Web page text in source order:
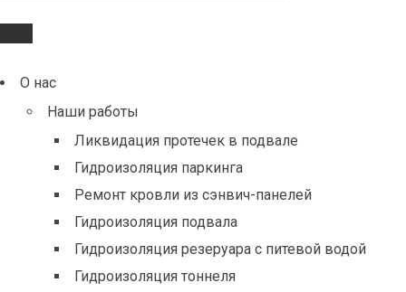
О нас
Наши работы
Ликвидация протечек в подвале
Гидроизоляция паркинга
Ремонт кровли из сэнвич-панелей
Гидроизоляция подвала
Гидроизоляция резеруара с питевой водой
Гидроизоляция тоннеля